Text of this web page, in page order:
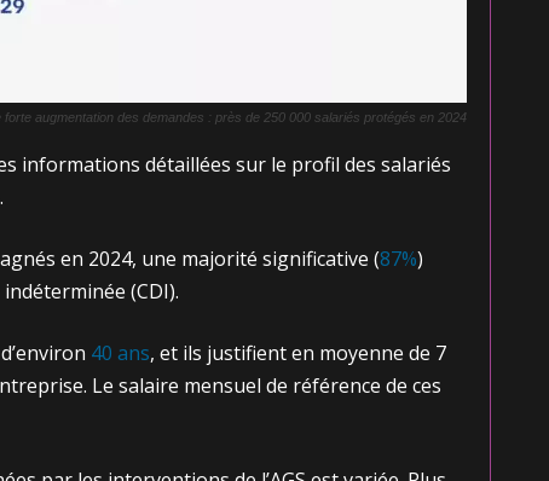
forte augmentation des demandes : près de 250 000 salariés protégés en 2024
informations détaillées sur le profil des salariés
en 2024, une majorité significative (87%)
(CDI).
40 ans, et ils justifient en moyenne de 7
Le salaire mensuel de référence de ces